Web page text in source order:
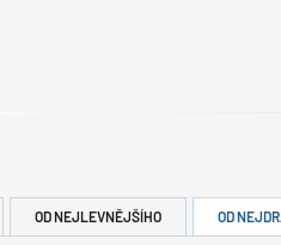
OD NEJLEVNĚJŠÍHO OD